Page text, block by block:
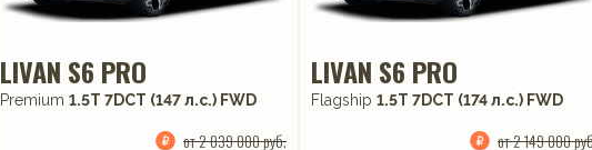
LIVAN S6 PRO
Premium 1.5T 7DCT (147 л.с.) FWD
от 2 039 000 руб.
LIVAN S6 PRO
Flagship 1.5T 7DCT (174 л.с.) FWD
от 2 149 000